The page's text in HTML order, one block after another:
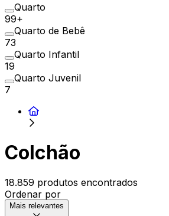
Quarto
99+
Quarto de Bebê
73
Quarto Infantil
19
Quarto Juvenil
7
Colchão
18.859 produtos encontrados
Ordenar por
Mais relevantes